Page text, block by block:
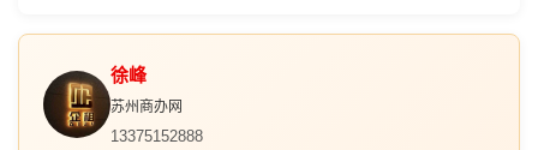
徐峰
苏州商办网
13375152888